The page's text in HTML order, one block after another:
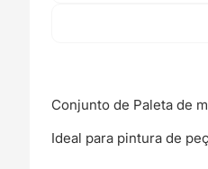
Conjunto de Paleta de
Ideal para pintura de